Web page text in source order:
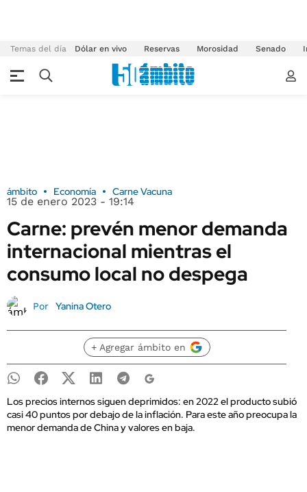
Temas del día Dólar en vivo Reservas Morosidad Senado
ámbito Economía Carne Vacuna
15 de enero 2023 - 19:14
Carne: prevén menor demanda
internacional mientras el
consumo local no despega
Por Yanina Otero
+ Agregar ámbito en
Los precios internos siguen deprimidos: en 2022 el producto subió
casi 40 puntos por debajo de la inflación. Para este año preocupa la
menor demanda de China y valores en baja.